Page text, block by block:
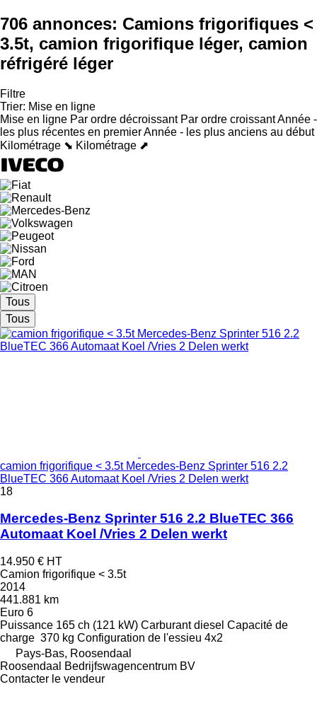
706 annonces: Camions frigorifiques <
3.5t, camion frigorifique léger, camion
réfrigéré léger
Filtre
Trier: Mise en ligne
Mise en ligne Par ordre décroissant Par ordre croissantAnnée -
les plus récentes en premierAnnée - les plus anciens au début
Kilométrage ⬊ Kilométrage ⬈
Tous
Tous
camion frigorifique < 3.5t Mercedes-Benz Sprinter 516 2.2
BlueTEC 366 Automaat Koel /Vries 2 Delen werkt
18
Mercedes-Benz Sprinter 516 2.2 BlueTEC 366
Automaat Koel /Vries 2 Delen werkt
14.950 € HT
Camion frigorifique < 3.5t
2014
441.881 km
Euro 6
Puissance 165 ch (121 kW) Carburant diesel Capacité de
charge 370 kg Configuration de l'essieu 4x2
Pays-Bas, Roosendaal
Roosendaal Bedrijfswagencentrum BV
Contacter le vendeur